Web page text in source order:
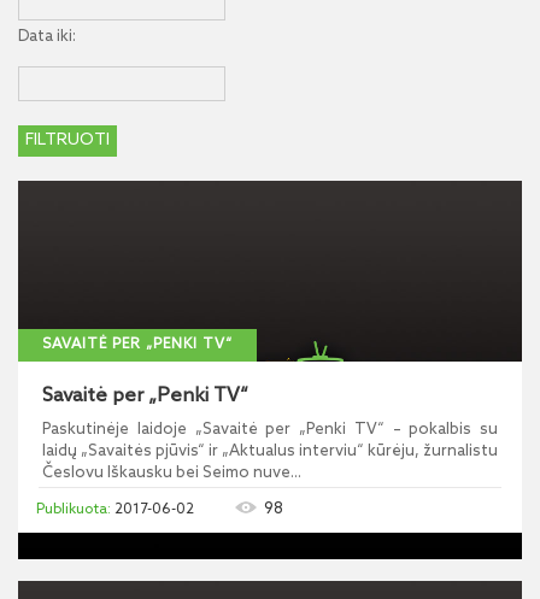
Data iki:
SAVAITĖ PER „PENKI TV“
Savaitė per „Penki TV“
Paskutinėje laidoje „Savaitė per „Penki TV“ – pokalbis su
laidų „Savaitės pjūvis“ ir „Aktualus interviu“ kūrėju, žurnalistu
Česlovu Iškausku bei Seimo nuve...
2017-06-02 98